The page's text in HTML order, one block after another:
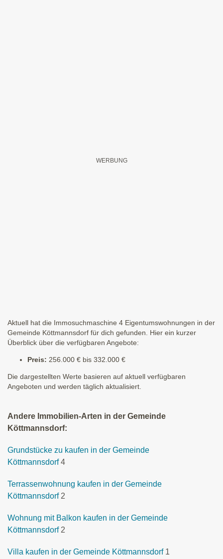
Aktuell hat die Immosuchmaschine 4 Eigentumswohnungen in der
Gemeinde Köttmannsdorf für dich gefunden. Hier ein kurzer
Überblick über die verfügbaren Angebote:
Preis: 256.000 € bis 332.000 €
Die dargestellten Werte basieren auf aktuell verfügbaren
Angeboten und werden täglich aktualisiert.
Andere Immobilien-Arten in der Gemeinde
Köttmannsdorf:
Grundstücke zu kaufen in der Gemeinde
Köttmannsdorf 4
Terrassenwohnung kaufen in der Gemeinde
Köttmannsdorf 2
Wohnung mit Balkon kaufen in der Gemeinde
Köttmannsdorf 2
Villa kaufen in der Gemeinde Köttmannsdorf 1